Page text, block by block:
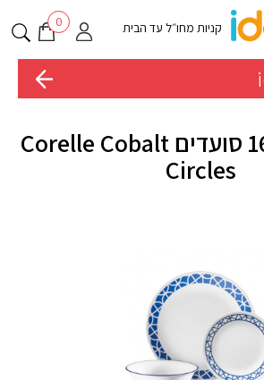
קניות מחו״ל עד הבית 0
סט אוכל ל- 16 סועדים Corelle Cobalt
Circles